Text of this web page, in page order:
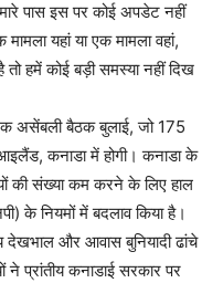
पास इस पर कोई अपडेट नहीं
यहां या एक मामला वहां,
हमें कोई बड़ी समस्या नहीं दिख
असेंबली बैठक बुलाई, जो 175
कनाडा में होगी। कनाडा के
की संख्या कम करने के लिए हाल
के नियमों में बदलाव किया है।
देखभाल और आवास बुनियादी ढांचे
ने प्रांतीय कनाडाई सरकार पर